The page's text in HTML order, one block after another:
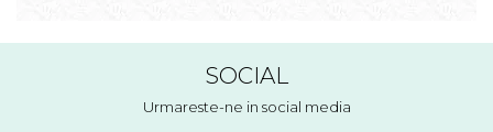
SOCIAL
Urmareste-ne in social media